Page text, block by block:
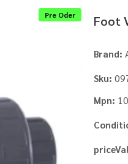
Pre Oder Foot
Brand:
Sku:
Mpn: